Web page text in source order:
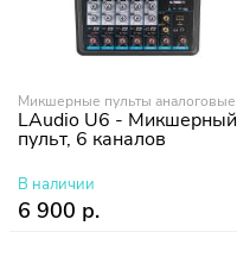
Микшерные пульты аналоговые
LAudio U6 - Микшерный
пульт, 6 каналов
В наличии
6 900 р.